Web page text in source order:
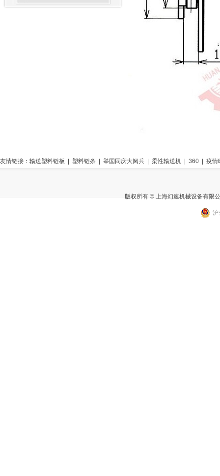
友情链接： 输送塑料链板 塑料链条 举国同庆大阅兵 柔性输送机 360 疫情
版权所有 © 上海幻速机械设备有限
沪